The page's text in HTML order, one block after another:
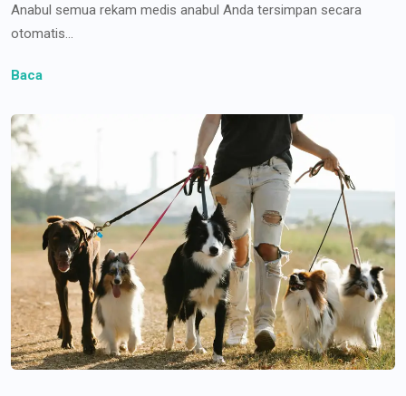
Anabul semua rekam medis anabul Anda tersimpan secara
otomatis...
Baca